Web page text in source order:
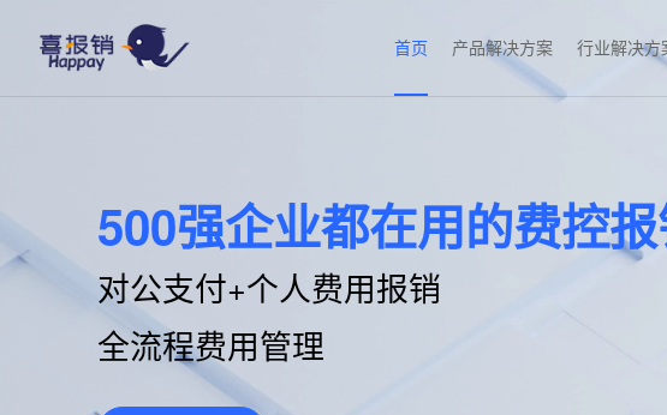
首页 产品解决方案 行业解决方
500强企业都在用的费控
对公支付+个人费用报销
全流程费用管理